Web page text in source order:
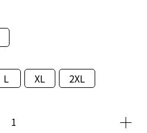
L XL 2XL